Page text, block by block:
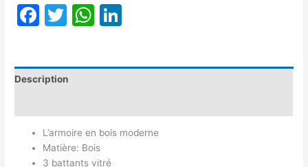
Facebook
TwitterWhatsApp
Description
L’armoire en bois moderne
Matière: Bois
3 battants vitré